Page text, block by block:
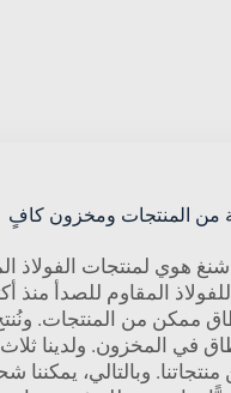
من المنتجات ومخزون كافٍ
هوي لمنتجات الفولاذ
في المخزون. ولدينا
وبالتالي، يمكننا